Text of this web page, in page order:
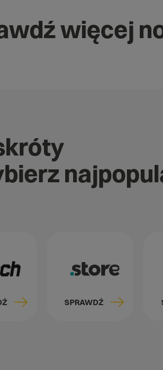
więcej
SPRAWDŹ